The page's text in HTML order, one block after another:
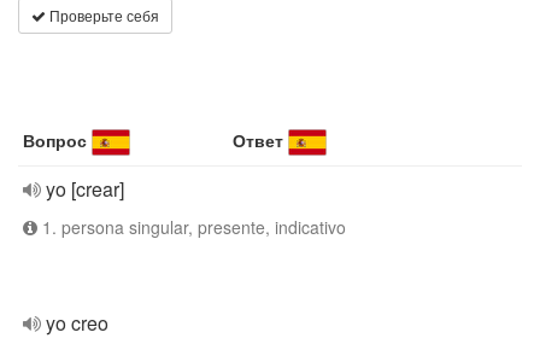
Проверьте себя
Вопрос Ответ
yo [crear]
1. persona singular, presente, indicativo
yo creo